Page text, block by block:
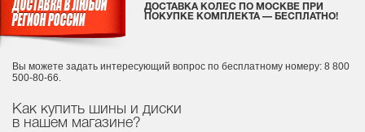
Как купить шины и диски
в нашем магазине?
ДОСТАВКА КОЛЕС ПО МОСКВЕ ПРИ
ПОКУПКЕ КОМПЛЕКТА — БЕСПЛАТНО!
Вы можете задать интересующий вопрос по бесплатному номеру: 8 800
500-80-66.